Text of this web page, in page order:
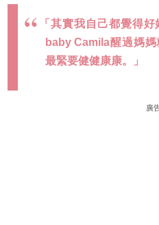
「其實我自己都覺得
baby Camila醒過媽
最緊要健健康康。」
廣